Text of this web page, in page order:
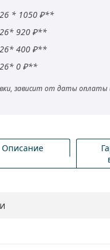
* 1050 ₽**
920 ₽**
400 ₽**
0 ₽**
зависит от даты оплаты
Описание